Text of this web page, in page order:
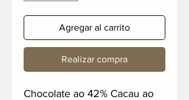
Agregar al carrito
Realizar compra
Chocolate ao 42% Cacau ao